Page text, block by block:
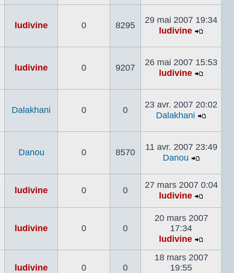
le
dernier
ludivine 0 8295
29 mai 2007 19:34
ludivine
le
dernier
ludivine 0 9207
26 mai 2007 15:53
ludivine
le
dernier
Dalakhani 0 0
23 avr. 2007 20:02
Dalakhani
le
dernier
Danou 0 8570
11 avr. 2007 23:49
Danou
le
dernier
ludivine 0 0
27 mars 2007 0:04
ludivine
le
dernier
ludivine 0 0
20 mars 2007
17:34
ludivine
le
ludivine 0 0
18 mars 2007
19:55